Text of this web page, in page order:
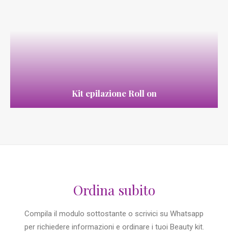
Kit epilazione Roll on
Ordina subito
Compila il modulo sottostante o scrivici su Whatsapp
per richiedere informazioni e ordinare i tuoi Beauty kit.